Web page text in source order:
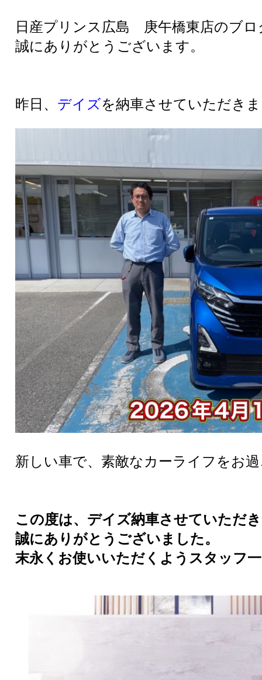
日産プリンス広島 庚午橋東店のブ
誠にありがとうございます。
昨日、 デイズを納車させていただき
新しい車で、素敵なカーライフをお
この度は、デイズ納車させていただ
誠にありがとうございました。
末永くお使いいただくようスタッフ